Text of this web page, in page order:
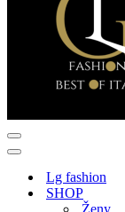
Menu
navigácie
Menu
navigácieLg fashion
SHOP
Ženy